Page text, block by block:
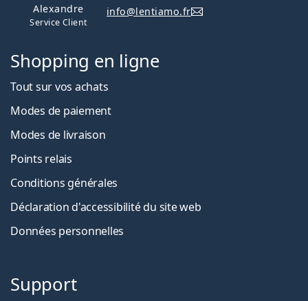
Alexandre
Service Client
info@lentiamo.fr
Shopping en ligne
Tout sur vos achats
Modes de paiement
Modes de livraison
Points relais
Conditions générales
Déclaration d'accessibilité du site web
Données personnelles
Support